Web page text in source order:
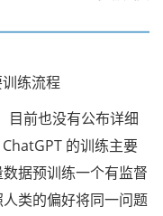
练流程
前也没有公布详细
的训练主要
据预训练一个有监督
类的偏好将同一问题